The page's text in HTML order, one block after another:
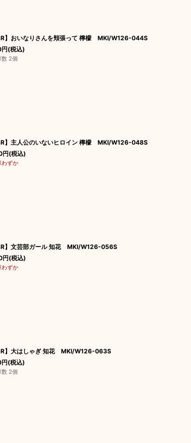
】おいなりさんを頬張って 檸檬 MKI/W126-044S
円(税込)
数 2個
】主人公のいないヒロイン 檸檬 MKI/W126-048S
円(税込)
わずか
】文芸部ガール 知花 MKI/W126-056S
円(税込)
わずか
】大はしゃぎ 知花 MKI/W126-063S
円(税込)
数 2個